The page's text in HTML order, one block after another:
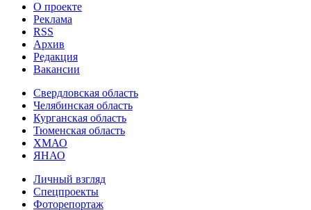
О проекте
Реклама
RSS
Архив
Редакция
Вакансии
Свердловская область
Челябинская область
Курганская область
Тюменская область
ХМАО
ЯНАО
Личный взгляд
Спецпроекты
Фоторепортаж